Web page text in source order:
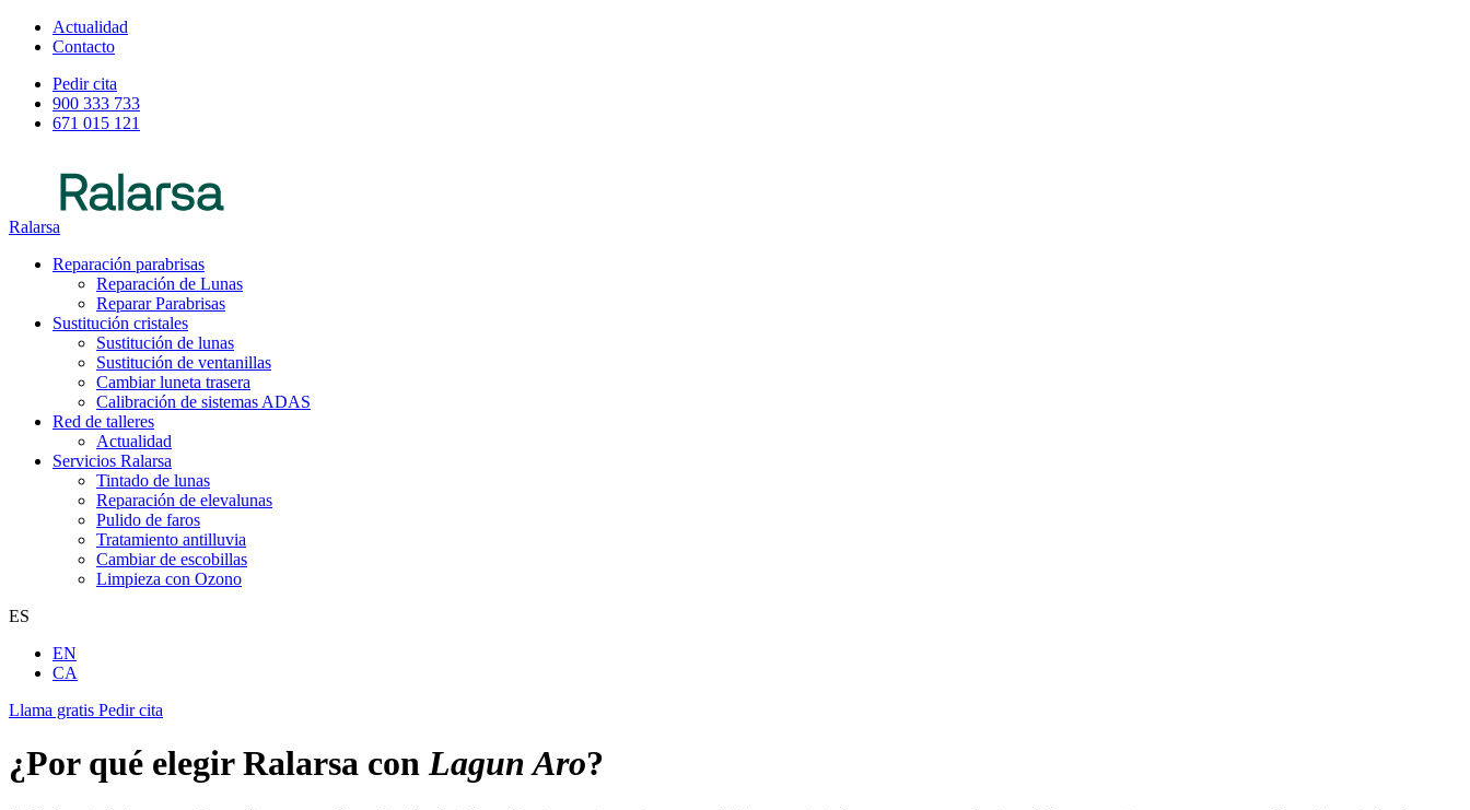
Actualidad
Contacto
Pedir cita
900 333 733
671 015 121
Ralarsa
Reparación parabrisas
Reparación de Lunas
Reparar Parabrisas
Sustitución cristales
Sustitución de lunas
Sustitución de ventanillas
Cambiar luneta trasera
Calibración de sistemas ADAS
Red de talleres
Actualidad
Servicios Ralarsa
Tintado de lunas
Reparación de elevalunas
Pulido de faros
Tratamiento antilluvia
Cambiar de escobillas
Limpieza con Ozono
ES
EN
CA
Llama gratis Pedir cita
¿Por qué elegir Ralarsa conLagun Aro?